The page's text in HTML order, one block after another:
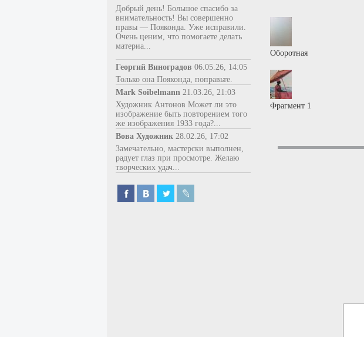
Добрый день! Большое спасибо за
внимательность! Вы совершенно
правы — Пояконда. Уже исправили.
Очень ценим, что помогаете делать
материа...
Георгий Виноградов 06.05.26, 14:05
Только она Пояконда, поправьте.
Mark Soibelmann 21.03.26, 21:03
Художник Антонов Может ли это
изображение быть повторением того
же изображения 1933 года?...
Вова Художник 28.02.26, 17:02
Замечательно, мастерски выполнен,
радует глаз при просмотре. Желаю
творческих удач...
Оборотная
Фрагмент 1